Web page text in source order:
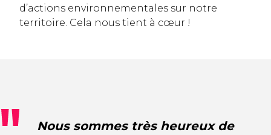
d’actions environnementales sur notre
territoire. Cela nous tient à cœur !
Nous sommes très heureux de